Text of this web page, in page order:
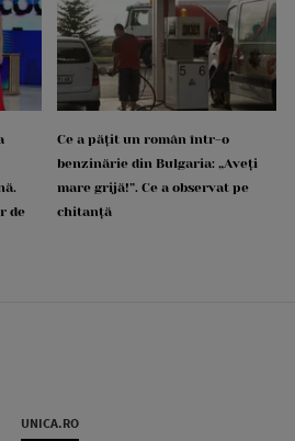
de
Ce a pățit un român într-o
benzinărie din Bulgaria: „Aveți
mare grijă!”. Ce a observat pe
chitanță
UNICA.RO